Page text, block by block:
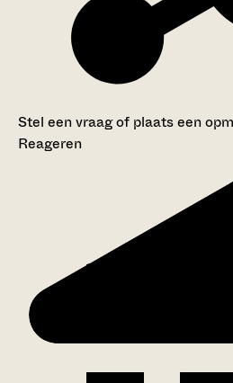
Stel een vraag of plaats een
Reageren